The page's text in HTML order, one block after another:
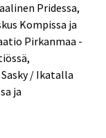
Pridessa,
Kompissa ja
Pirkanmaa -
/ Ikatalla
ja